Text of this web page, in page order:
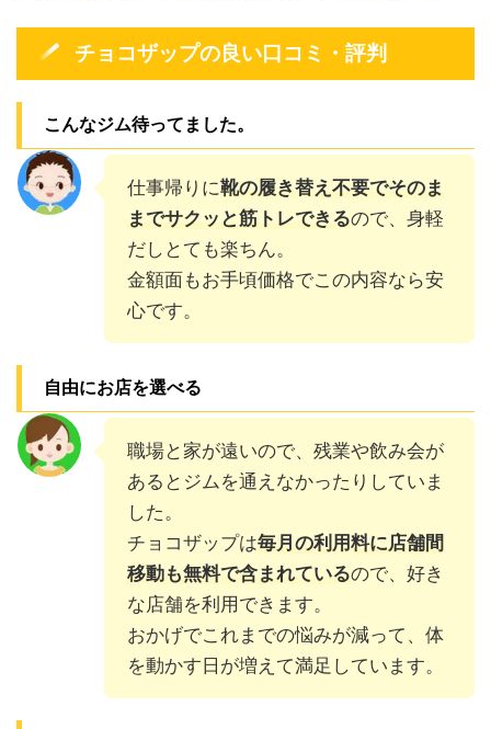
チョコザップの良い口コミ・評判
こんなジム待ってました。
仕事帰りに靴の履き替え不要でそのま
までサクッと筋トレできるので、身軽
だしとても楽ちん。
金額面もお手頃価格でこの内容なら安
心です。
自由にお店を選べる
職場と家が遠いので、残業や飲み会が
あるとジムを通えなかったりしていま
した。
チョコザップは毎月の利用料に店舗間
移動も無料で含まれているので、好き
な店舗を利用できます。
おかげでこれまでの悩みが減って、体
を動かす日が増えて満足しています。